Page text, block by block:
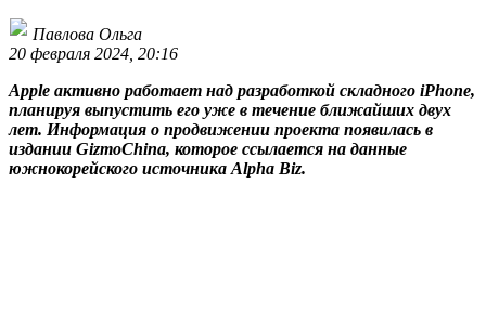
Павлова Ольга
20 февраля 2024, 20:16
Apple активно работает над разработкой складного iPhone,
планируя выпустить его уже в течение ближайших двух
лет. Информация о продвижении проекта появилась в
издании GizmoChina, которое ссылается на данные
южнокорейского источника Alpha Biz.